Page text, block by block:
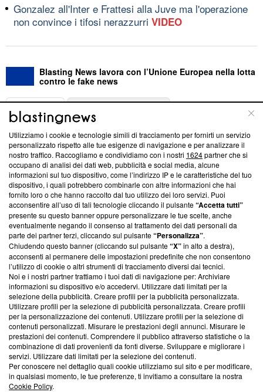
Gonzalez all'Inter e Frattesi alla Juve ma l'operazione
non convince i tifosi nerazzurri VIDEO
Blasting News lavora con l’Unione Europea nella lotta
contro le fake news
ABOUT
Questa sezione offre informazioni trasparenti su Blasting
News, sui nostri processi editoriali e su come ci impegniamo a
creare news di qualità. Inoltre, afferma la nostra aderenza a
‘Trust Project - News with Integrity’Blasting News non è
ancora membro del programma, ma ha richiesto di farne
parte; Trust Project non ha ancora effettuato una verifica di
conformità agli standard.
Su di noi
Team editoriale
Corporate
Redazione
Informativa Privacy
Cookie Policy
Blasting SA, IDI CHE-247.845.224, Via Carlo Frasca, 3 - 6900
Lugano (Svizzera) Tel:+39 0690258937
Utilizziamo i cookie e tecnologie simili di tracciamento per fornirti un servizio
personalizzato rispetto alle tue esigenze di navigazione e per analizzare il
nostro traffico. Raccogliamo e condividiamo con i nostri 1624partner che si
occupano di analisi dei dati web, pubblicità e social media, alcune
informazioni sul tuo dispositivo, come l’indirizzo IP e le caratteristiche del tuo
dispositivo, i quali potrebbero combinarle con altre informazioni che hai
fornito loro o che hanno raccolto dal tuo utilizzo dei loro servizi. Puoi
acconsentire all’uso di tali tecnologie cliccando il pulsante“Accetta tutti”
presente su questo banner oppure personalizzare le tue scelte, anche
eventualmente negando il consenso al trattamento dei dati personali da
parte dei partner terzi, cliccando sul pulsante“Personalizza”.
Chiudendo questo banner (cliccando sul pulsante“X”in alto a destra),
acconsenti al permanere delle impostazioni predefinite che non consentono
l’utilizzo di cookie o altri strumenti di tracciamento diversi dai tecnici.
Noi e i nostri partner trattiamo i tuoi dati di navigazione per: Archiviare
informazioni su dispositivo e/o accedervi. Utilizzare dati limitati per la
selezione della pubblicità. Creare profili per la pubblicità personalizzata.
Utilizzare profili per la selezione di pubblicità personalizzata. Creare profili
per la personalizzazione dei contenuti. Utilizzare profili per la selezione di
contenuti personalizzati. Misurare le prestazioni degli annunci. Misurare le
prestazioni dei contenuti. Comprendere il pubblico attraverso statistiche o la
combinazione di dati provenienti da fonti diverse. Sviluppare e migliorare i
servizi. Utilizzare dati limitati per la selezione dei contenuti.
Per conoscere nel dettaglio quali cookie utilizziamo sul sito e per modificare,
in qualsiasi momento, le tue preferenze, ti invitiamo a consultare la nostra
Cookie Policy.